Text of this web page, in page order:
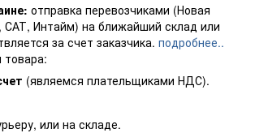
отправка перевозчиками (Новая
САТ, Интайм) на ближайший склад или
за счет заказчика. подробнее..
(являемся плательщиками НДС).
или на складе.